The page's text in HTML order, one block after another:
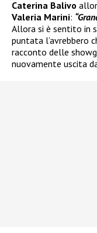
Caterina Balivo
Valeria Marini:
Allora si è sentito in
puntata l’avrebbero
racconto delle
nuovamente uscita